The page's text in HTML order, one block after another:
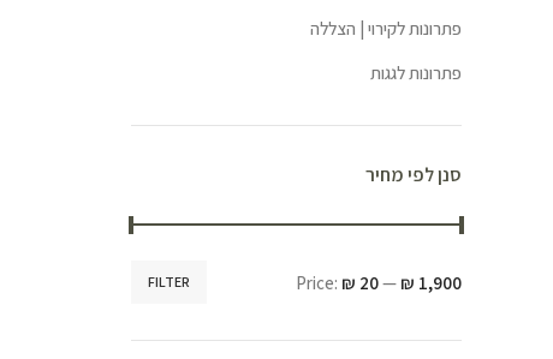
פתרונות לקירוי | הצללה
פתרונות לגגות
סנן לפי מחיר
FILTER Price: ₪ 20— ₪ 1,900